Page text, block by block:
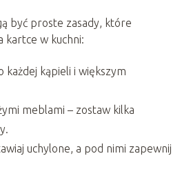
być proste zasady, które
kartce w kuchni:
kąpieli i większym
meblami – zostaw kilka
uchylone, a pod nimi zapewnij